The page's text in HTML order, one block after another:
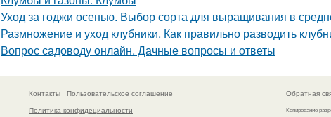
Уход за годжи осенью. Выбор сорта для выращивания в
Размножение и уход клубники. Как правильно разводить
Вопрос садоводу онлайн. Дачные вопросы и ответы
Контакты
Пользовательское соглашение
Политика конфидециальности
Обратная
Копирование